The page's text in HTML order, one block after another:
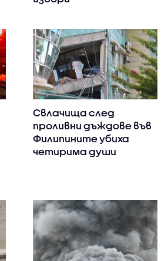
Свлачища след
проливни дъждове във
Филипините убиха
четирима души